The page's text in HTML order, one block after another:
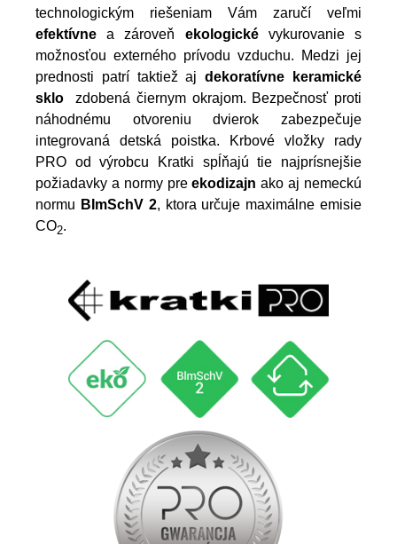
technologickým riešeniam Vám zaručí veľmi
efektívnea zároveň ekologickévykurovanie s
možnosťou externého prívodu vzduchu. Medzi jej
prednosti patrí taktiež ajdekoratívne keramické
sklo zdobená čiernym okrajom. Bezpečnosť proti
náhodnému otvoreniu dvierok zabezpečuje
integrovaná detská poistka. Krbové vložky rady
PRO od výrobcu Kratki spĺňajú tie najprísnejšie
požiadavky a normy preekodizajnako aj nemeckú
normu BImSchV 2, ktora určuje maximálne emisie
CO2.